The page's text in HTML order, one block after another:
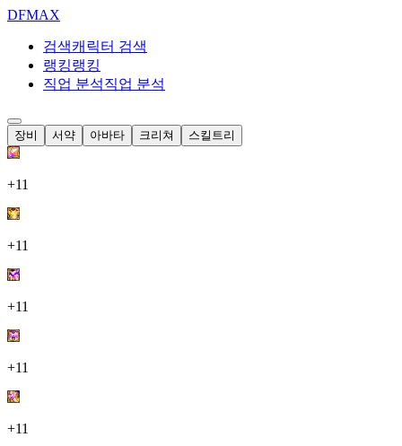
DFMAX
검색캐릭터 검색
랭킹랭킹
직업 분석직업 분석
장비 서약 아바타 크리쳐 스킬트리
+11
+11
+11
+11
+11